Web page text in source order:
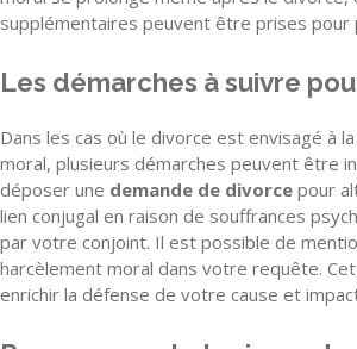
supplémentaires peuvent être prises pour
Les démarches à suivre
Dans les cas où le divorce est envisagé à
moral, plusieurs démarches peuvent être
déposer une demande de divorce pour
lien conjugal en raison de souffrances
par votre conjoint. Il est possible de
harcèlement moral dans votre requête.
enrichir la défense de votre cause et